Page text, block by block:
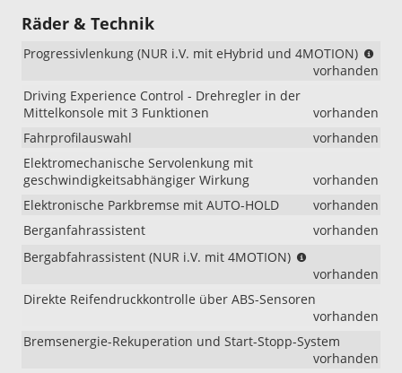
Räder & Technik
Progressivlenkung (NUR i.V. mit eHybrid und 4MOTION)
i.V.
und
vorhanden
Driving Experience Control - Drehregler in der
Mittelkonsole mit 3 Funktionen
vorhanden
Fahrprofilauswahl
vorhanden
Elektromechanische Servolenkung mit
geschwindigkeitsabhängiger Wirkung
vorhanden
Elektronische Parkbremse mit AUTO-HOLD
vorhanden
Berganfahrassistent
vorhanden
Bergabfahrassistent (NUR i.V. mit 4MOTION)
i.V.
4MOTION)
vorhanden
Direkte Reifendruckkontrolle über ABS-Sensoren
vorhanden
Bremsenergie-Rekuperation und Start-Stopp-System
vorhanden